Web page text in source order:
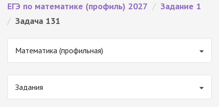
ЕГЭ по математике (профиль) 2027 / Задание 1
/ Задача 131
Математика (профильная)
Задания